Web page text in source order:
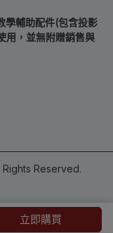
加入購物車
立即購買
學輔助配件(包含投影
用，並無附贈銷售與
Rights Reserved.